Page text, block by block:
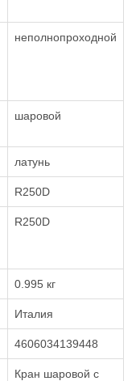
неполнопроходной
шаровой
латунь
R250D
R250D
0.995 кг
Италия
4606034139448
Кран шаровой с